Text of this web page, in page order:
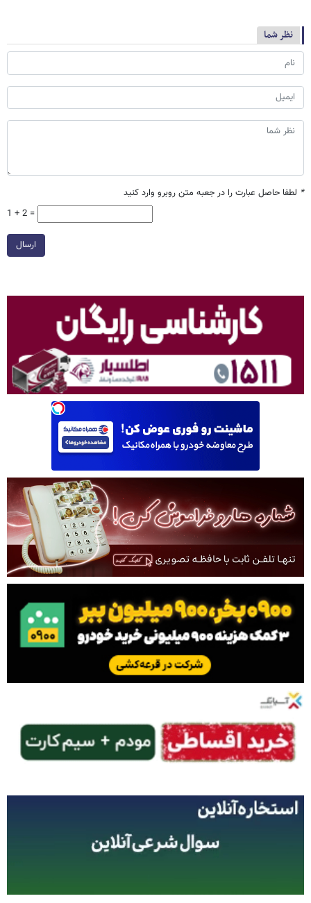
نظر شما
* لطفا حاصل عبارت را در جعبه متن روبرو وارد کنید
1 + 2 =
ارسال